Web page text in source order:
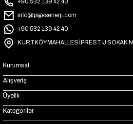
+90 532 139 42 40
info@pigesenerji.com
+90 532 139 42 40
KURTKÖY MAHALLESİ PRESTİJ SOKAK
Kurumsal
Alışveriş
Üyelik
Kategoriler